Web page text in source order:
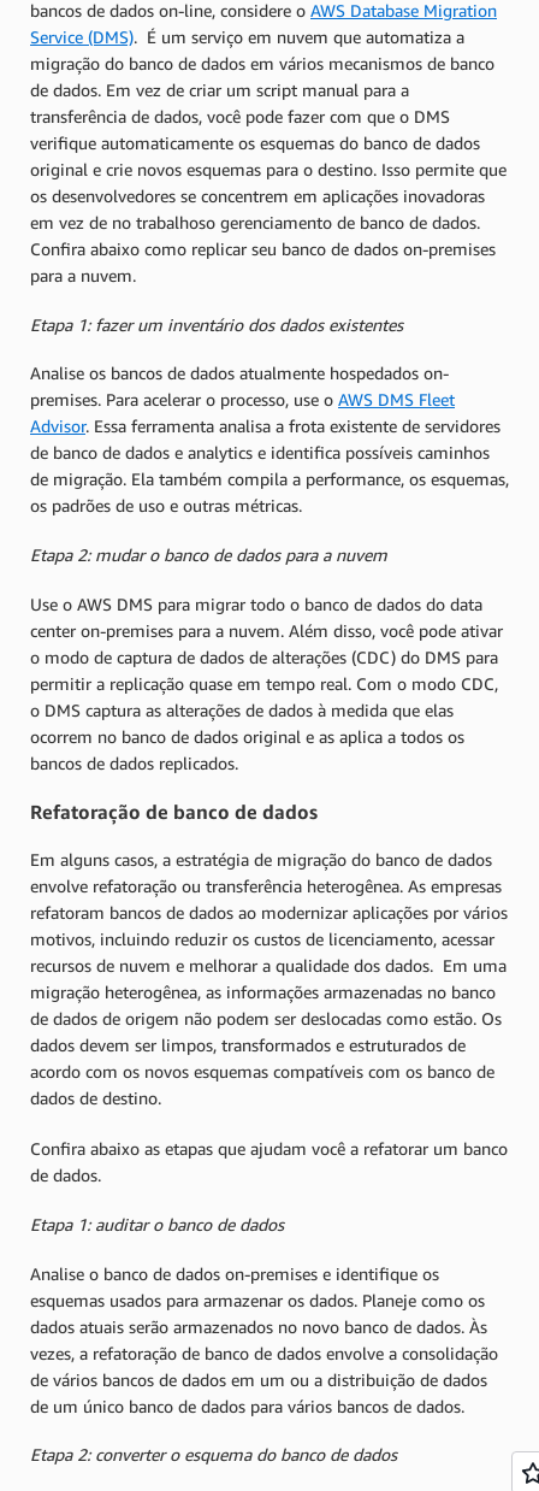
bancos de dados on-line, considere o AWS Database Migration
Service (DMS). É um serviço em nuvem que automatiza a
migração do banco de dados em vários mecanismos de banco
de dados. Em vez de criar um script manual para a
transferência de dados, você pode fazer com que o DMS
verifique automaticamente os esquemas do banco de dados
original e crie novos esquemas para o destino. Isso permite que
os desenvolvedores se concentrem em aplicações inovadoras
em vez de no trabalhoso gerenciamento de banco de dados.
Confira abaixo como replicar seu banco de dados on-premises
para a nuvem.
Etapa 1: fazer um inventário dos dados existentes
Analise os bancos de dados atualmente hospedados on-
premises. Para acelerar o processo, use o AWS DMS Fleet
Advisor. Essa ferramenta analisa a frota existente de servidores
de banco de dados e analytics e identifica possíveis caminhos
de migração. Ela também compila a performance, os esquemas,
os padrões de uso e outras métricas.
Etapa 2: mudar o banco de dados para a nuvem
Use o AWS DMS para migrar todo o banco de dados do data
center on-premises para a nuvem. Além disso, você pode ativar
o modo de captura de dados de alterações (CDC) do DMS para
permitir a replicação quase em tempo real. Com o modo CDC,
o DMS captura as alterações de dados à medida que elas
ocorrem no banco de dados original e as aplica a todos os
bancos de dados replicados.
Refatoração de banco de dados
Em alguns casos, a estratégia de migração do banco de dados
envolve refatoração ou transferência heterogênea. As empresas
refatoram bancos de dados ao modernizar aplicações por vários
motivos, incluindo reduzir os custos de licenciamento, acessar
recursos de nuvem e melhorar a qualidade dos dados. Em uma
migração heterogênea, as informações armazenadas no banco
de dados de origem não podem ser deslocadas como estão. Os
dados devem ser limpos, transformados e estruturados de
acordo com os novos esquemas compatíveis com os banco de
dados de destino.
Confira abaixo as etapas que ajudam você a refatorar um banco
de dados.
Etapa 1: auditar o banco de dados
Analise o banco de dados on-premises e identifique os
esquemas usados para armazenar os dados. Planeje como os
dados atuais serão armazenados no novo banco de dados. Às
vezes, a refatoração de banco de dados envolve a consolidação
de vários bancos de dados em um ou a distribuição de dados
de um único banco de dados para vários bancos de dados.
Etapa 2: converter o esquema do banco de dados